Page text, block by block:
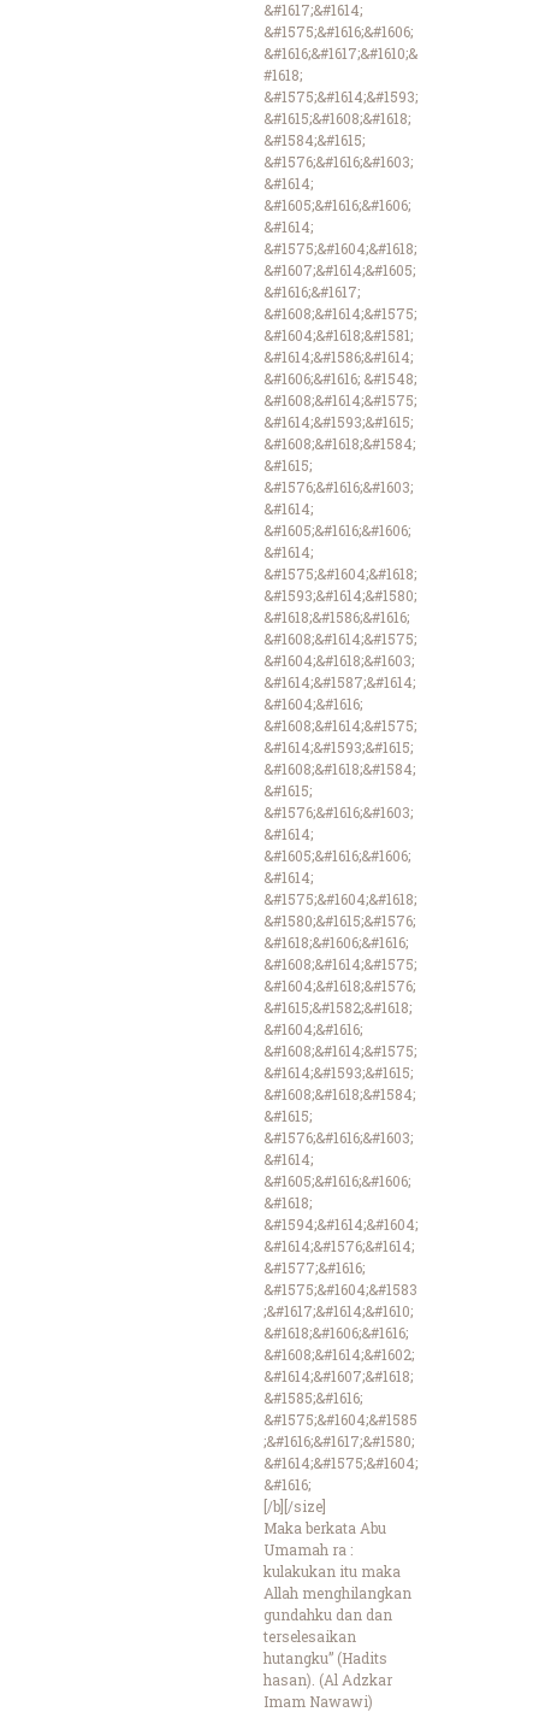
&#1617;&#1614;
&#1575;&#1616;&#1606;
&#1616;&#1617;&#1610;&
#1618;
&#1575;&#1614;&#1593;
&#1615;&#1608;&#1618;
&#1584;&#1615;
&#1576;&#1616;&#1603;
&#1614;
&#1605;&#1616;&#1606;
&#1614;
&#1575;&#1604;&#1618;
&#1607;&#1614;&#1605;
&#1616;&#1617;
&#1608;&#1614;&#1575;
&#1604;&#1618;&#1581;
&#1614;&#1586;&#1614;
&#1606;&#1616; &#1548;
&#1608;&#1614;&#1575;
&#1614;&#1593;&#1615;
&#1608;&#1618;&#1584;
&#1615;
&#1576;&#1616;&#1603;
&#1614;
&#1605;&#1616;&#1606;
&#1614;
&#1575;&#1604;&#1618;
&#1593;&#1614;&#1580;
&#1618;&#1586;&#1616;
&#1608;&#1614;&#1575;
&#1604;&#1618;&#1603;
&#1614;&#1587;&#1614;
&#1604;&#1616;
&#1608;&#1614;&#1575;
&#1614;&#1593;&#1615;
&#1608;&#1618;&#1584;
&#1615;
&#1576;&#1616;&#1603;
&#1614;
&#1605;&#1616;&#1606;
&#1614;
&#1575;&#1604;&#1618;
&#1580;&#1615;&#1576;
&#1618;&#1606;&#1616;
&#1608;&#1614;&#1575;
&#1604;&#1618;&#1576;
&#1615;&#1582;&#1618;
&#1604;&#1616;
&#1608;&#1614;&#1575;
&#1614;&#1593;&#1615;
&#1608;&#1618;&#1584;
&#1615;
&#1576;&#1616;&#1603;
&#1614;
&#1605;&#1616;&#1606;
&#1618;
&#1594;&#1614;&#1604;
&#1614;&#1576;&#1614;
&#1577;&#1616;
&#1575;&#1604;&#1583
;&#1617;&#1614;&#1610;
&#1618;&#1606;&#1616;
&#1608;&#1614;&#1602;
&#1614;&#1607;&#1618;
&#1585;&#1616;
&#1575;&#1604;&#1585
;&#1616;&#1617;&#1580;
&#1614;&#1575;&#1604;
&#1616;
[/b][/size]
Maka berkata Abu
Umamah ra :
kulakukan itu maka
Allah menghilangkan
gundahku dan dan
terselesaikan
hutangku” (Hadits
hasan). (Al Adzkar
Imam Nawawi)